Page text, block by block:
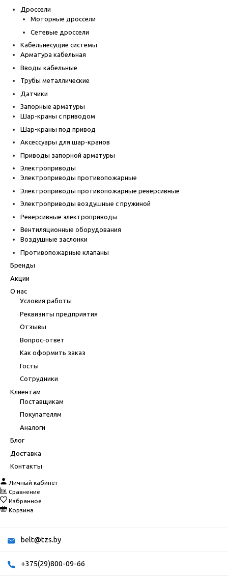
Дроссели
Моторные дроссели
Сетевые дроссели
Кабельнесущие системы
Арматура кабельная
Вводы кабельные
Трубы металлические
Датчики
Запорные арматуры
Шар-краны с приводом
Шар-краны под привод
Аксессуары для шар-кранов
Приводы запорной арматуры
Электроприводы
Электроприводы противопожарные
Электроприводы противопожарные реверсивные
Электроприводы воздушные с пружиной
Реверсивные электроприводы
Вентиляционные оборудования
Воздушные заслонки
Противопожарные клапаны
Бренды
Акции
О нас
Условия работы
Реквизиты предприятия
Отзывы
Вопрос-ответ
Как оформить заказ
Госты
Сотрудники
Клиентам
Поставщикам
Покупателям
Аналоги
Блог
Доставка
Контакты
Личный кабинет
Сравнение
Избранное
Корзина
belt@tzs.by
+375(29)800-09-66